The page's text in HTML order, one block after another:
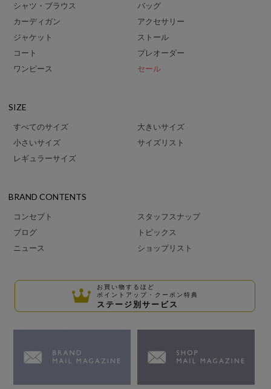
シャツ・ブラウス
カーディガン
ジャケット
コート
ワンピース
バッグ
アクセサリー
ストール
プレオーダー
セール
SIZE
すべてのサイズ
小さいサイズ
レギュラーサイズ
大きいサイズ
サイズリスト
BRAND CONTENTS
コンセプト
ブログ
ニュース
スタッフスナップ
トピックス
ショップリスト
お買い物するほど
ポイントアップ・クーポン特典
ステージ別サービス